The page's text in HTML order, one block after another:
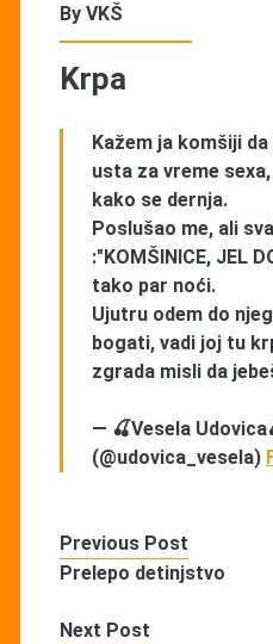
By VKŠ
Krpa
Kažem ja komšiji
usta za vreme
kako se dernja.
Poslušao me, ali
:"KOMŠINICE, JEL
tako par noći.
Ujutru odem do
bogati, vadi joj tu
zgrada misli da
— 🍒Vesela
(@udovica_vesela)
Previous Post
Prelepo detinjstvo
Next Post